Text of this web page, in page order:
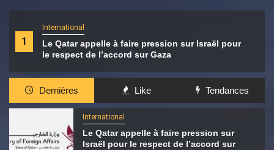
1
International
Le Qatar appelle à faire pression sur Israël pour
le respect de l’accord sur Gaza
Dernières Like Tendances
International
Le Qatar appelle à faire pression sur
Israël pour le respect de l’accord sur